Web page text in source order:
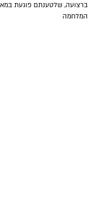
ברצועה, שלטענתם פוגעת
המלחמה